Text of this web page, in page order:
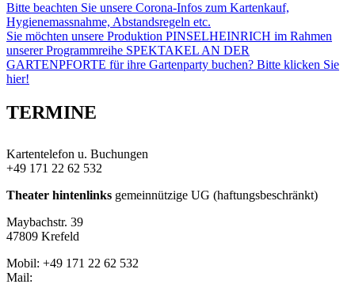
Bitte beachten Sie unsere Corona-Infos zum Kartenkauf,
Hygienemassnahme, Abstandsregeln etc.
Sie möchten unsere Produktion PINSELHEINRICH im Rahmen
unserer Programmreihe SPEKTAKEL AN DER
GARTENPFORTE für ihre Gartenparty buchen? Bitte klicken Sie
hier!
TERMINE
Kartentelefon u. Buchungen
+49 171 22 62 532
Theater hintenlinks gemeinnützige UG (haftungsbeschränkt)
Maybachstr. 39
47809 Krefeld
Mobil: +49 171 22 62 532
Mail: